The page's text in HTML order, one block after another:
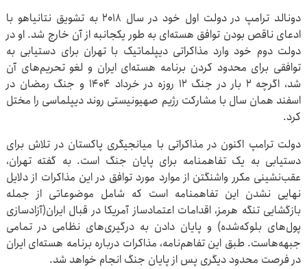
دونالد ترامپ در دولت اول خود در سال ۲۰۱۸ به تشویق نتانیاهو با
ادعای ناقص بودن توافق هسته‌ای به طور یکجانبه از آن خارج شد. او در
دولت دوم خود وارد مذاکراتی دیپلماتیک با تهران برای دستیابی به
توافقی برای محدود کردن برنامه هسته‌ای ایران و لغو تحریم‌های آن
شد، اگرچه ۲ بار در جنگ ۱۲ روزه در خرداد ۱۴۰۴ و جنگ رمضان در
اسفند همان سال با مشارکت رژیم صهیونیستی روند دیپلماسی را مختل
کرد.
دولت ترامپ اکنون در مذاکراتی با میانجیگری پاکستان در تلاش برای
دستیابی به یک تفاهمنامه برای پایان جنگ است. به گفته تهران،
عقب‌نشینی مکرر واشنگتن از موارد مورد توافق در این مذاکرات از دلایل
نهایی نشدن این تفاهمنامه است که شامل موضوعاتی از جمله
بازگشایی تنگه هرمز، اقدامات اعتمادساز آمریکا در قبال ایران(آزادسازی
پول‌های بلوکه‌شده) و پایان دادن به درگیری‌های نظامی در تمامی
جبهه‌هاست. طبق این تفاهم‌نامه، مذاکرات درباره برنامه هسته‌ای ایران
در فرصت محدود دیگری پس از پایان جنگ انجام خواهد شد.